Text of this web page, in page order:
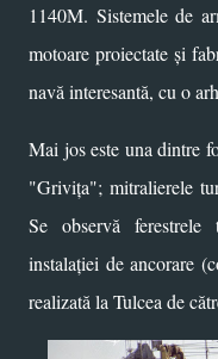
1140M. Sistemele de
motoare proiectate și
navă interesantă, cu o
Mai jos este una dintre
"Grivița"; mitralierele
Se observă
instalației de ancorare
realizată la Tulcea de